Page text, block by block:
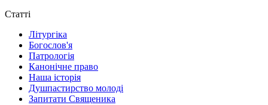
Статті
Літургіка
Богослов'я
Патрологія
Канонічне право
Наша історія
Душпастирство молоді
Запитати Священика